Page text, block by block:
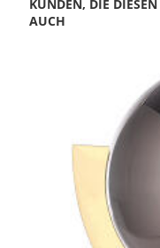
KUNDEN, DIE
AUCH